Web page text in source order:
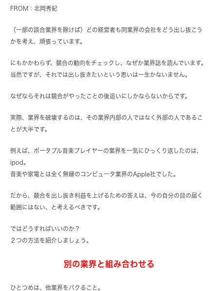
FROM：北岡秀紀
（一部の談合業界を除けば）どの経営者も同業界の会社をどう出し抜こう
かを考え、頑張っています。
にもかかわらず、競合の動向をチェックし、なぜか業界誌を読んでいます。
当然ですが、それでは出し抜きたいという思いは一生かないません。
なぜならそれは競合がやったことの後追いにしかならないからです。
実際、業界を破壊するのは、その業界内部の人ではなく外部の人であるこ
とが大半です。
例えば、ポータブル音楽プレイヤーの業界を一気にひっくり返したのは、
ipod。
音楽や家電とは全く無縁のコンピュータ業界のApple社でした。
だから、競合を出し抜き利益を上げるための答えは、今の自分の目の届く
範囲にはない、と考えるべきです。
ではどうすればいいのか？
２つの方法を紹介しましょう。
別の業界と組み合わせる
ひとつめは、他業界をパクること。